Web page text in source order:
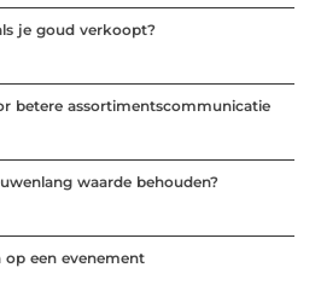
je goud verkoopt?
betere assortimentscommunicatie
waarde behouden?
op een evenement